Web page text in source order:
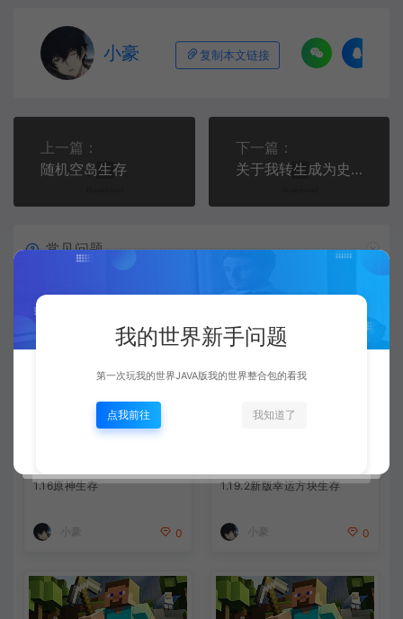
小豪 复制本文链接
上一篇：
随机空岛生存
下一篇：
关于我转生成为史莱姆这档事
常见问题
1.16原神生存
小豪 0
1.19.2新版幸运方块生存
小豪 0
我的世界新手问题
第一次玩我的世界JAVA版我的世界整合包的看我
点我前往 我知道了